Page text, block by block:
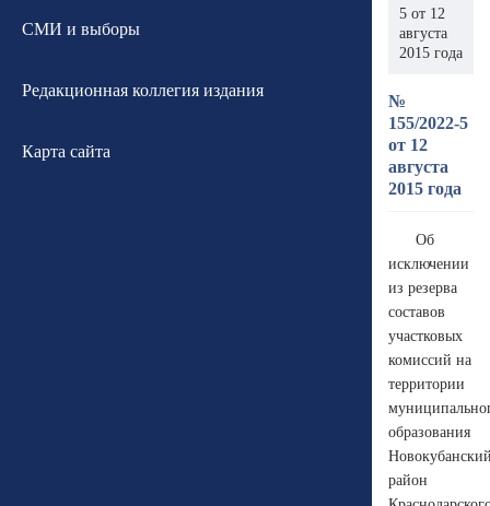
СМИ и выборы
Редакционная коллегия издания
Карта сайта
5 от 12
августа
2015 года
№
155/2022-5
от 12
августа
2015 года
Об
исключении
из резерва
составов
участковых
комиссий на
территории
образования
район